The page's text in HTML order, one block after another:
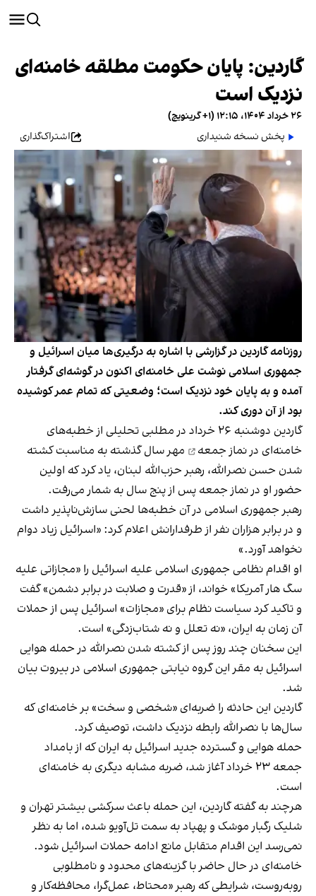
گاردین: پایان حکومت مطلقه خامنه‌ای
نزدیک است
۲۶ خرداد ۱۴۰۴، ۱۲:۱۵ (‎+۱ گرینویچ)
پخش نسخه شنیداری
اشتراک‌گذاری
روزنامه گاردین در گزارشی با اشاره به درگیری‌ها میان اسرائیل و
جمهوری اسلامی نوشت علی خامنه‌ای اکنون در گوشه‌ای گرفتار
آمده و به پایان خود نزدیک است؛ وضعیتی که تمام عمر کوشیده
بود از آن دوری کند.
گاردین دوشنبه ۲۶ خرداد در مطلبی تحلیلی از
خطبه‌های
خامنه‌ای در نماز جمعه
مهر سال گذشته به مناسبت کشته
شدن حسن نصرالله، رهبر حزب‌الله لبنان، یاد کرد که اولین
حضور او در نماز جمعه پس از پنج سال به شمار می‌رفت.
رهبر جمهوری اسلامی در آن خطبه‌ها لحنی سازش‌ناپذیر داشت
و در برابر هزاران نفر از طرفدارانش اعلام کرد: «اسرائیل زیاد دوام
نخواهد آورد.»
او اقدام نظامی جمهوری اسلامی علیه اسرائیل را «مجازاتی علیه
سگ هار آمریکا» خواند، از «قدرت و صلابت در برابر دشمن» گفت
و تاکید کرد سیاست نظام برای «مجازات» اسرائیل پس از حملات
آن زمان به ایران، «نه تعلل و نه شتاب‌زدگی» است.
این سخنان چند روز پس از کشته شدن نصرالله در حمله هوایی
اسرائیل به مقر این گروه نیابتی جمهوری اسلامی در بیروت بیان
شد.
گاردین این حادثه را ضربه‌ای «شخصی و سخت» بر خامنه‌ای که
سال‌ها با نصرالله رابطه نزدیک داشت، توصیف کرد.
حمله هوایی و گسترده جدید اسرائیل به ایران که از بامداد
جمعه ۲۳ خرداد آغاز شد، ضربه مشابه دیگری به خامنه‌ای
است.
هرچند به گفته گاردین، این حمله باعث سرکشی بیشتر تهران و
شلیک رگبار موشک و پهپاد به سمت تل‌آویو شده، اما به نظر
نمی‌رسد این اقدام متقابل مانع ادامه حملات اسرائیل شود.
خامنه‌ای در حال حاضر با گزینه‌های محدود و نامطلوبی
روبه‌روست، شرایطی که رهبر «محتاط، عمل‌گرا، محافظه‌کار و